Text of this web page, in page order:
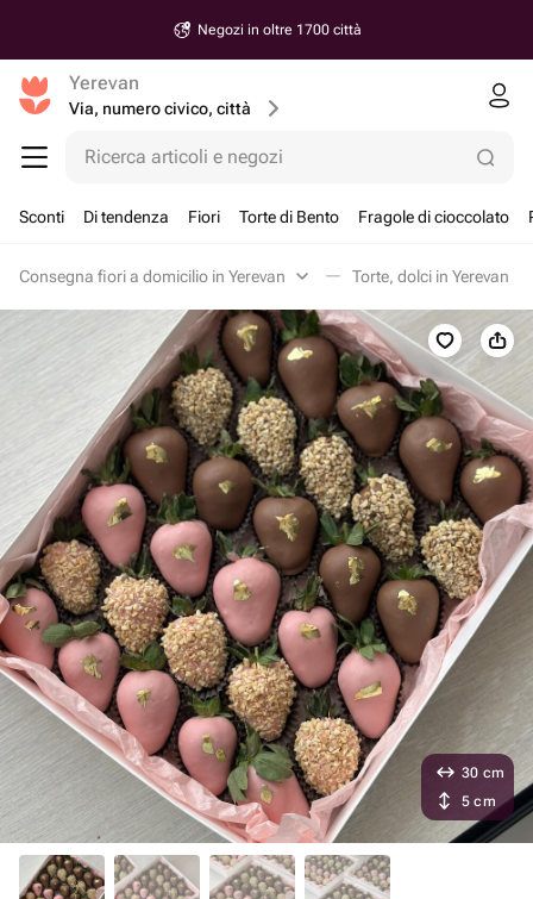
Negozi in oltre 1700 città
Yerevan
Via, numero civico, città
Ricerca articoli e negozi
Sconti Di tendenza Fiori Torte di Bento Fragole di cioccolato
Consegna fiori a domicilio in Yerevan Torte, dolci in Yerevan
30 cm
5 cm